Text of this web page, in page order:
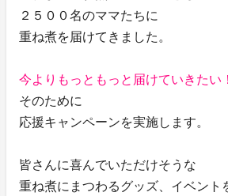
２５００名のママたちに
重ね煮を届けてきました。
今よりもっともっと届けていきたい！
そのために
応援キャンペーンを実施します。
皆さんに喜んでいただけそうな
重ね煮にまつわるグッズ、イベント